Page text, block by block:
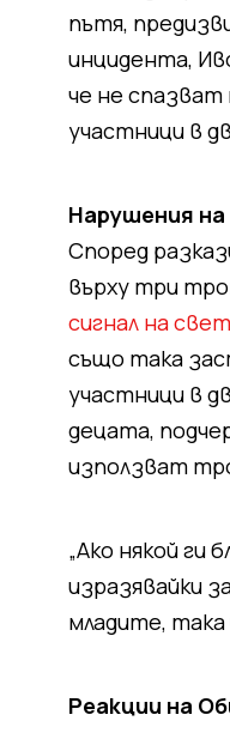
пътя,
инцидента,
че не
участници в
Нарушения
Според
върху три
сигнал на
също така
участници в
децата,
използват
„Ако някой ги
изразявайки
младите,
Реакции на